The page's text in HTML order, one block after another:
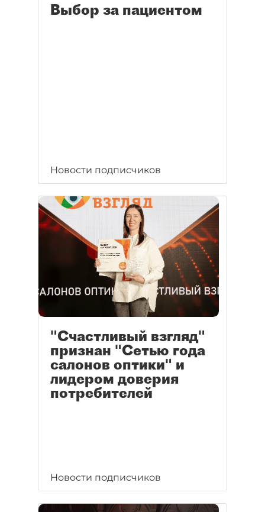
Выбор за пациентом
Новости подписчиков
"Счастливый взгляд"
признан "Сетью года
салонов оптики" и
лидером доверия
потребителей
Новости подписчиков